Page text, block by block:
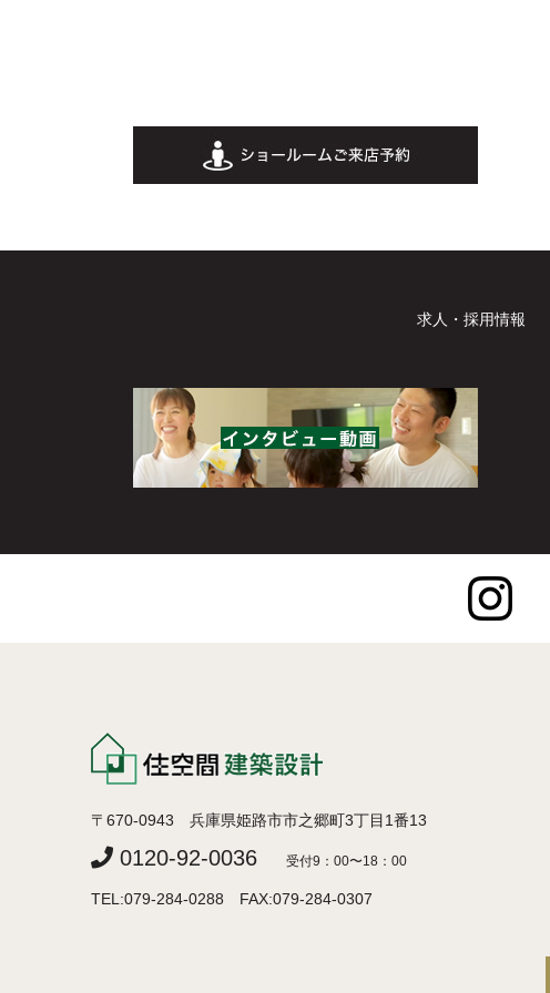
求人・採用情報
〒670-0943 兵庫県姫路市市之郷町3丁目1番13
0120-92-0036 受付9：00〜18：00
TEL:079-284-0288 FAX:079-284-0307